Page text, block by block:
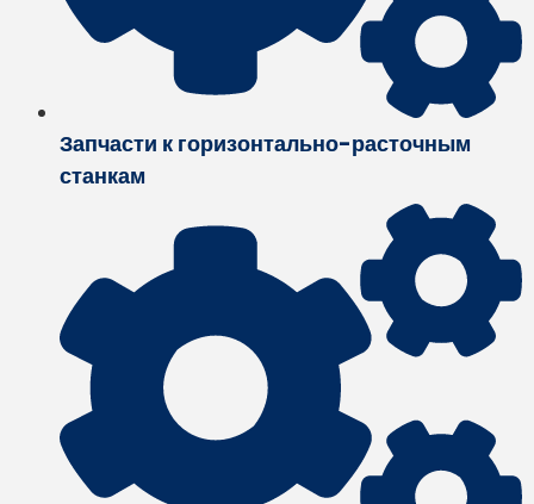
Запчасти к горизонтально-расточным
станкам